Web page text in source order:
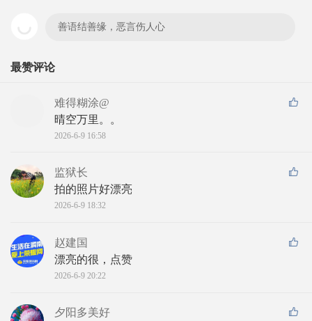
善语结善缘，恶言伤人心
最赞评论
难得糊涂@
晴空万里。。
2026-6-9 16:58
监狱长
拍的照片好漂亮
2026-6-9 18:32
赵建国
漂亮的很，点赞
2026-6-9 20:22
夕阳多美好